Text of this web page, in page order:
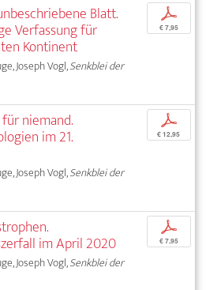
Blatt.
Verfassung für
Kontinent
Joseph Vogl,Senkblei der
p
€ 7,95
niemand.
im 21.
Joseph Vogl,Senkblei der
p
€ 12,95
im April 2020
Joseph Vogl,Senkblei der
p
€ 7,95